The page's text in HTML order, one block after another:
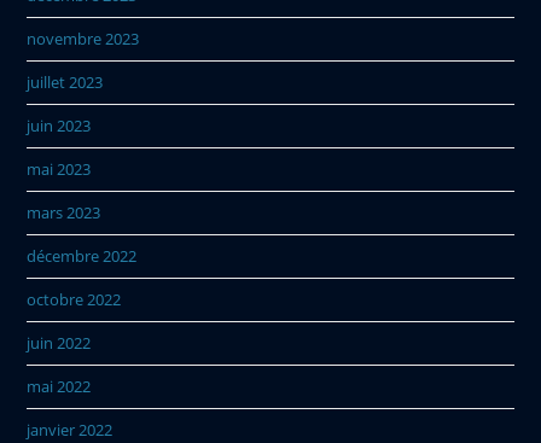
novembre 2023
juillet 2023
juin 2023
mai 2023
mars 2023
décembre 2022
octobre 2022
juin 2022
mai 2022
janvier 2022